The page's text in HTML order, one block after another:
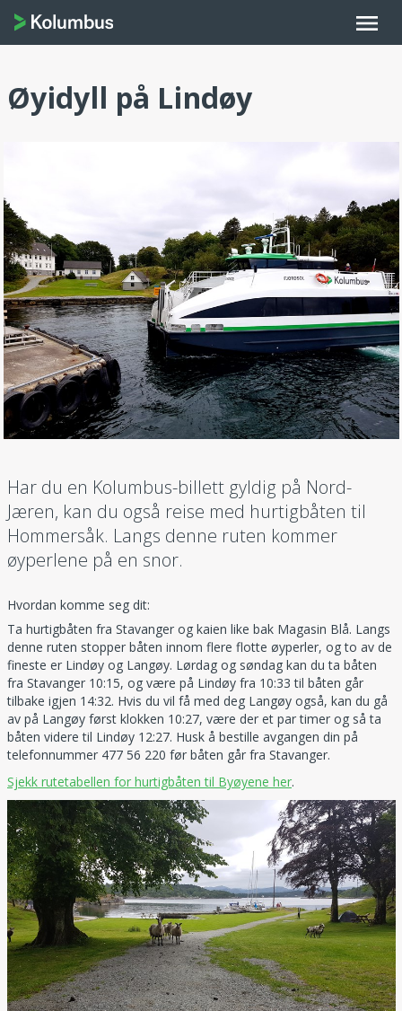
menu
Øyidyll på Lindøy
Har du en Kolumbus-billett gyldig på Nord-
Jæren, kan du også reise med hurtigbåten til
Hommersåk. Langs denne ruten kommer
øyperlene på en snor.
Hvordan komme seg dit:
Ta hurtigbåten fra Stavanger og kaien like bak Magasin Blå. Langs
denne ruten stopper båten innom flere flotte øyperler, og to av de
fineste er Lindøy og Langøy. Lørdag og søndag kan du ta båten
fra Stavanger 10:15, og være på Lindøy fra 10:33 til båten går
tilbake igjen 14:32. Hvis du vil få med deg Langøy også, kan du gå
av på Langøy først klokken 10:27, være der et par timer og så ta
båten videre til Lindøy 12:27. Husk å bestille avgangen din på
telefonnummer 477 56 220 før båten går fra Stavanger.
Sjekk rutetabellen for hurtigbåten til Byøyene her.